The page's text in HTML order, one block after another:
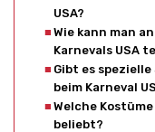
USA?
Wie kann man
Karnevals USA
Gibt es
beim Karneval
Welche
beliebt?